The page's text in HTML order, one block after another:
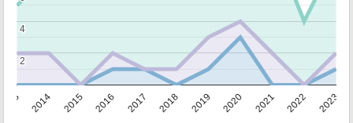
2014 2015 2016 2017 2018 2019 2020 2021 2022 2023
2
2
4
4